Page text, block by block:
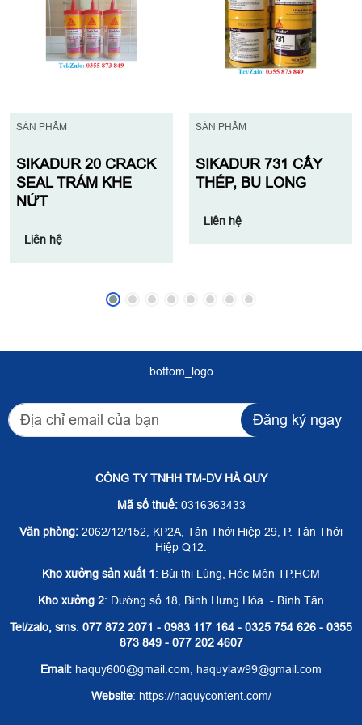
SẢN PHẨM
SIKADUR 20 CRACK
SEAL TRÁM KHE
NỨT
Liên hệ
SẢN PHẨM
SIKADUR 731 CẤY
THÉP, BU LONG
Liên hệ
bottom_logo
Đăng ký ngay
CÔNG TY TNHH TM-DV HÀ QUY
Mã số thuế:0316363433
Văn phòng: 2062/12/152, KP2A, Tân Thới Hiệp 29, P. Tân Thới
Hiệp Q12.
Kho xưởng sản xuất 1: Bùi thị Lùng, Hóc Môn TP.HCM
Kho xưởng 2: Đường số 18, Bình Hưng Hòa - Bình Tân
Tel/zalo, sms: 077 872 2071 - 0983 117 164 - 0325 754 626 - 0355
873 849 - 077 202 4607
Email: haquy600@gmail.com, haquylaw99@gmail.com
Website: https://haquycontent.com/